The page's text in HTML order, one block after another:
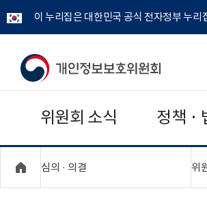
이 누리집은 대한민국 공식 전자정부 누리
개
보
보
위원회 소식 정책 ·
심의 · 의결 위